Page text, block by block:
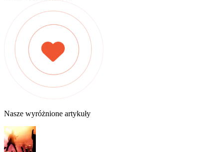
Nasze wyróżnione artykuły